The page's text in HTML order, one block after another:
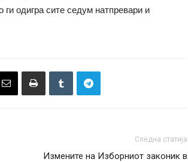
одигра сите седум натпревари и
Следна статија
Измените на Изборниот законик в